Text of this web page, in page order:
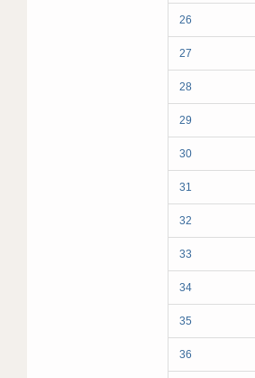
26
27
28
29
30
31
32
33
34
35
36